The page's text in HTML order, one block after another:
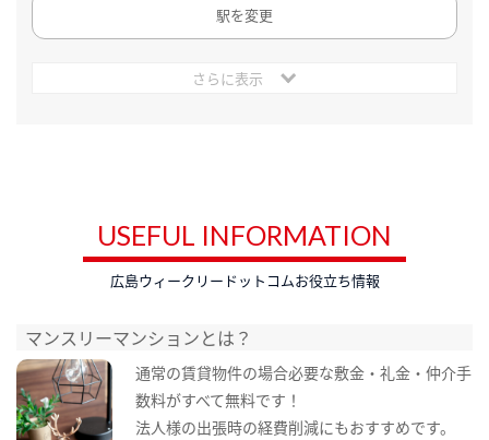
駅を変更
さらに表示
USEFUL INFORMATION
広島ウィークリードットコムお役立ち情報
マンスリーマンションとは？
通常の賃貸物件の場合必要な敷金・礼金・仲介手
数料がすべて無料です！
法人様の出張時の経費削減にもおすすめです。